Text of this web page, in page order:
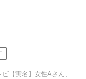
ビ【実名】女性Aさん、